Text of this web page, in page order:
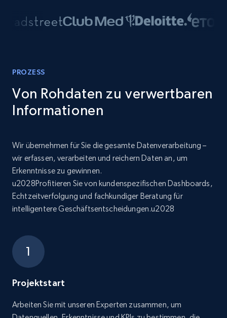
PROZESS
Von Rohdaten zu verwertbaren
Informationen
Wir übernehmen für Sie die gesamte Datenverarbeitung –
wir erfassen, verarbeiten und reichern Daten an, um
Erkenntnisse zu gewinnen.
u2028Profitieren Sie von kundenspezifischen Dashboards,
Echtzeitverfolgung und fachkundiger Beratung für
intelligentere Geschäftsentscheidungen.u2028
Projektstart
Arbeiten Sie mit unseren Experten zusammen, um